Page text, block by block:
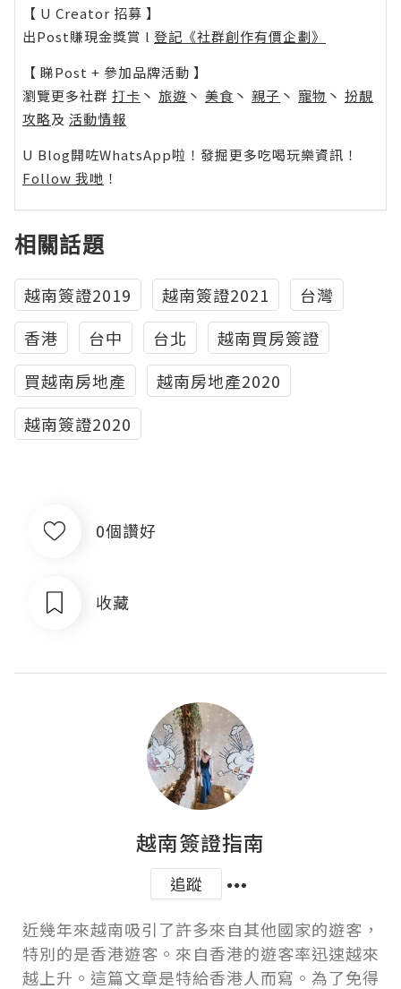
【 U Creator 招募 】
出Post賺現金獎賞 l 登記《社群創作有價企劃》
【 睇Post + 參加品牌活動 】
瀏覽更多社群 打卡 丶 旅遊 丶 美食 丶 親子 丶 寵物 丶 扮靚
攻略及 活動情報
U Blog開咗WhatsApp啦！發掘更多吃喝玩樂資訊！
Follow 我哋 ！
相關話題
越南簽證2019 越南簽證2021
台灣
香港
台中 台北
越南買房簽證
買越南房地產
越南房地產2020
越南簽證2020
0個讚好
收藏
越南簽證指南
追蹤
近幾年來越南吸引了許多來自其他國家的遊客，
特別的是香港遊客。來自香港的遊客率迅速越來
越上升。這篇文章是特給香港人而寫。為了免得